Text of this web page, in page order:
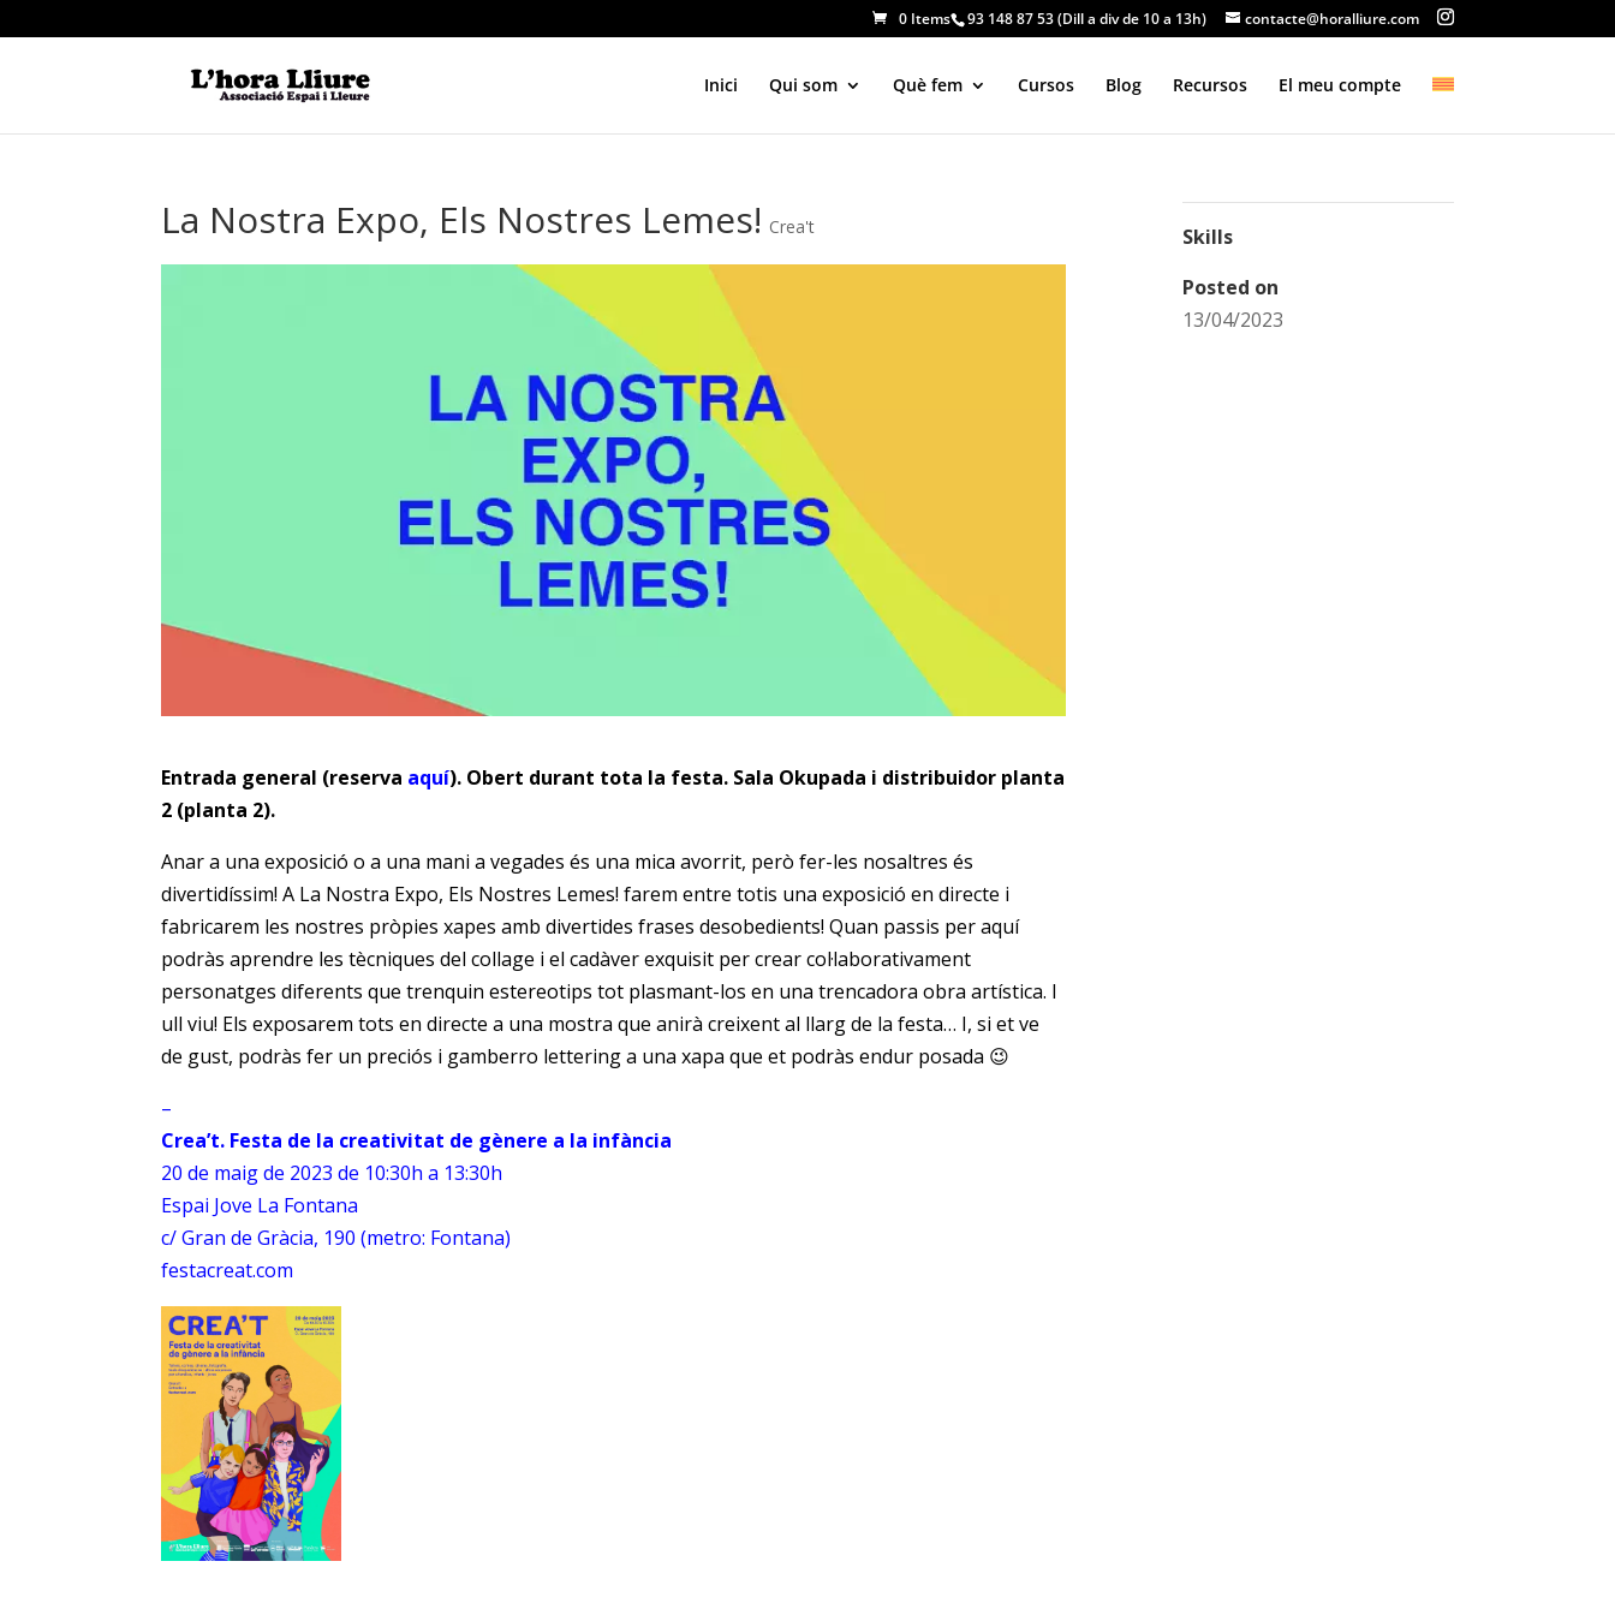
93 148 87 53 (Dill a div de 10 a 13h) contacte@horalliure.com
0 Items
Inici Qui som Què fem Cursos Blog Recursos El meu compte
La Nostra Expo, Els Nostres Lemes! Crea't
Entrada general (reserva aquí). Obert durant tota la festa. Sala Okupada i distribuidor planta
2 (planta 2).
Anar a una exposició o a una mani a vegades és una mica avorrit, però fer-les nosaltres és
divertidíssim! A La Nostra Expo, Els Nostres Lemes! farem entre totis una exposició en directe i
fabricarem les nostres pròpies xapes amb divertides frases desobedients! Quan passis per aquí
podràs aprendre les tècniques del collage i el cadàver exquisit per crear col·laborativament
personatges diferents que trenquin estereotips tot plasmant-los en una trencadora obra artística. I
ull viu! Els exposarem tots en directe a una mostra que anirà creixent al llarg de la festa… I, si et ve
de gust, podràs fer un preciós i gamberro lettering a una xapa que et podràs endur posada 😉
–
Crea’t. Festa de la creativitat de gènere a la infància
20 de maig de 2023 de 10:30h a 13:30h
Espai Jove La Fontana
c/ Gran de Gràcia, 190 (metro: Fontana)
festacreat.com
Skills
Posted on
13/04/2023